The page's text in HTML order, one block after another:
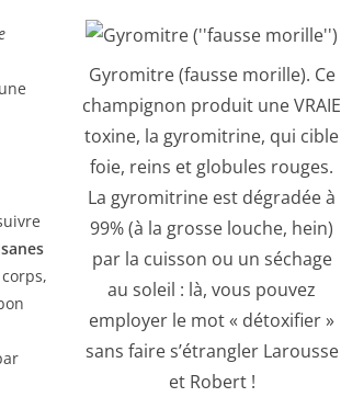
Gyromitre (fausse morille). Ce
champignon produit une VRAIE
toxine, la gyromitrine, qui cible
foie, reins et globules rouges.
La gyromitrine est dégradée à
99% (à la grosse louche, hein)
par la cuisson ou un séchage
au soleil : là, vous pouvez
employer le mot « détoxifier »
sans faire s’étrangler Larousse
et Robert !